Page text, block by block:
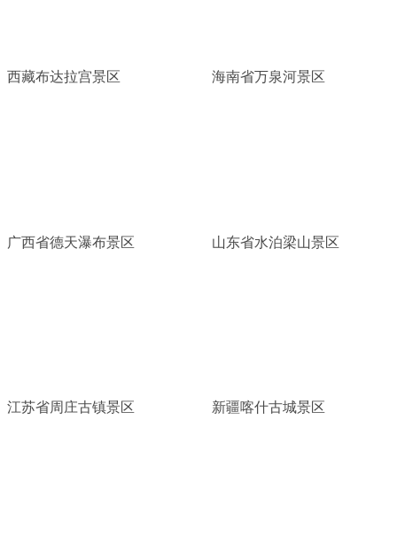
西藏布达拉宫景区 海南省万泉河景区
广西省德天瀑布景区 山东省水泊梁山景区
江苏省周庄古镇景区 新疆喀什古城景区